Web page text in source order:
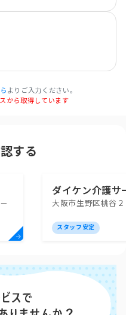
よりご入力ください。
から取得しています
する
ダイケン介護サ
大阪市生野区桃谷
スタッフ安定